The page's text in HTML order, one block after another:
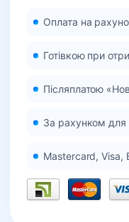
Оплата на
Готівкою при
Післяплатою
За рахунком для
Mastercard, Visa,